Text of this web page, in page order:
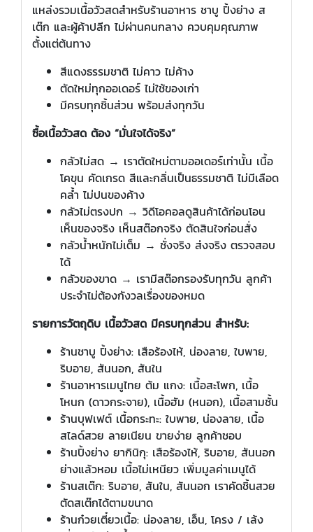
แหล่งรวมเนื้อวัวสดสำหรับร้านอาหาร ชาบู ปิ้งย่าง ส
เต๊ก และผู้ค้าปลีก ไม่ผ่านคนกลาง ควบคุมคุณภาพ
ตั้งแต่ต้นทาง
สีแดงธรรมชาติ ไม่คาว ไม่ค้าง
ตัดใหม่ทุกออเดอร์ ไม่ใช้ของเก่า
มีครบทุกชิ้นส่วน พร้อมส่งทุกวัน
ซื้อเนื้อวัวสด ต้อง “มั่นใจได้จริง”
กลัวไม่สด → เราตัดใหม่ตามออเดอร์เท่านั้น เนื้อ
โคขุน คัดเกรด สีและกลิ่นเป็นธรรมชาติ ไม่มีเลือด
คล้ำ ไม่ปนของค้าง
กลัวไม่ตรงปก → วิดีโอคอลดูสินค้าได้ก่อนโอน
เห็นของจริง เห็นสต๊อกจริง ตัดสินใจก่อนสั่ง
กลัวน้ำหนักไม่เต็ม → ชั่งจริง ส่งจริง ตรวจสอบ
ได้
กลัวของขาด → เรามีสต๊อกรองรับทุกวัน ลูกค้า
ประจำไม่ต้องกังวลเรื่องของหมด
รายการวัตถุดิบ เนื้อวัวสด มีครบทุกส่วน สำหรับ:
ร้านชาบู ปิ้งย่าง: เสือร้องไห้, น่องลาย, ใบพาย,
ริบอาย, สันนอก, สันใน
ร้านอาหารเมนูไทย ต้ม แกง: เนื้อสะโพก, เนื้อ
โหนก (ดาวกระจาย), เนื้อฮัม (หนอก), เนื้อสามชั้น
ร้านบุฟเฟต์ เนื้อกระทะ: ใบพาย, น่องลาย, เนื้อ
สไลด์สวย ลายเนียน ขายง่าย ลูกค้าชอบ
ร้านปิ้งย่าง ยากินิกุ: เสือร้องไห้, ริบอาย, สันนอก
ย่างแล้วหอม เนื้อไม่เหนียว เพิ่มมูลค่าเมนูได้
ร้านสเต๊ก: ริบอาย, สันใน, สันนอก เราคัดชิ้นสวย
ตัดสเต๊กได้ตามขนาด
ร้านก๋วยเตี๋ยวเนื้อ: น่องลาย, เอ็น, โครง / เล้ง